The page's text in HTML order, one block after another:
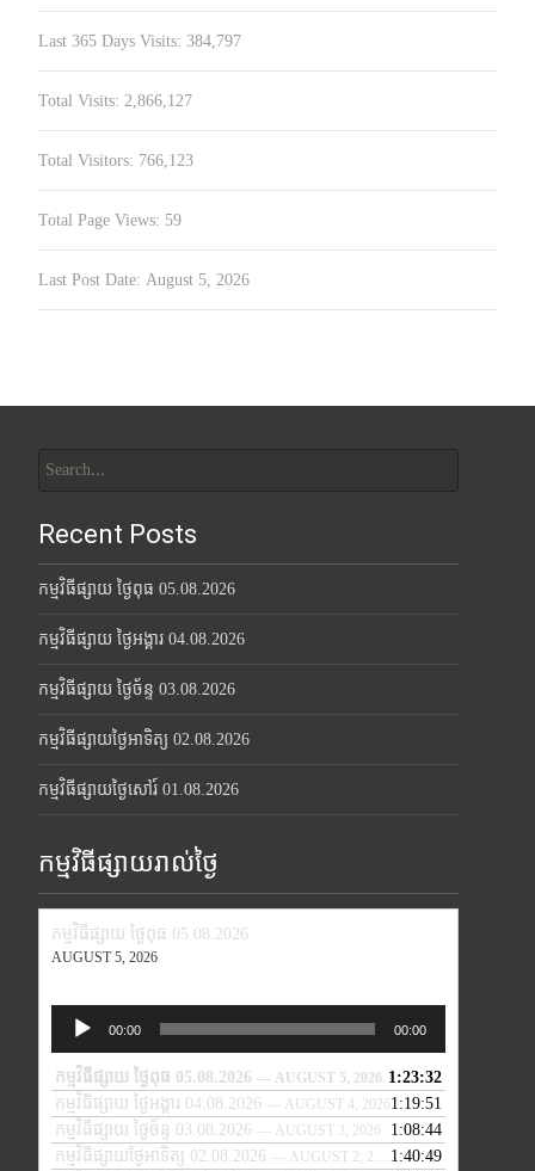
Last 365 Days Visits: 384,797
Total Visits: 2,866,127
Total Visitors: 766,123
Total Page Views: 59
Last Post Date: August 5, 2026
for:
Recent Posts
កម្មវិធីផ្សាយ ថ្ងៃពុធ 05.08.2026
កម្មវិធីផ្សាយ ថ្ងៃអង្គារ 04.08.2026
កម្មវិធីផ្សាយ ថ្ងៃច័ន្ទ 03.08.2026
កម្មវិធីផ្សាយថ្ងៃអាទិត្យ 02.08.2026
កម្មវិធីផ្សាយថ្ងៃសៅរ៍ 01.08.2026
កម្មវិធីផ្សាយរាល់ថ្ងៃ
កម្មវិធីផ្សាយ ថ្ងៃពុធ 05.08.2026
AUGUST 5, 2026
Audio
Player
00:00 00:00
កម្មវិធីផ្សាយ ថ្ងៃពុធ 05.08.2026 — AUGUST 5, 2026 1:23:32
កម្មវិធីផ្សាយ ថ្ងៃអង្គារ 04.08.2026
— AUGUST 4, 20261:19:51
កម្មវិធីផ្សាយ ថ្ងៃច័ន្ទ 03.08.2026
— AUGUST 3, 2026
1:08:44
កម្មវិធីផ្សាយថ្ងៃអាទិត្យ 02.08.2026
— AUGUST 2, 2026
1:40:49